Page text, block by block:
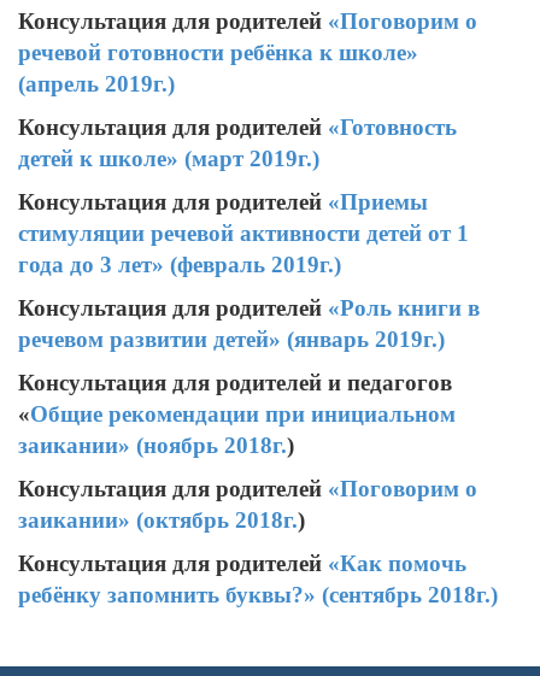
Консультация для родителей «Поговорим о
речевой готовности ребёнка к школе»
(апрель 2019г.)
Консультация для родителей «Готовность
детей к школе» (март 2019г.)
Консультация для родителей «Приемы
стимуляции речевой активности детей от 1
года до 3 лет» (февраль 2019г.)
Консультация для родителей «Роль книги в
речевом развитии детей» (январь 2019г.)
Консультация для родителей и педагогов
«Общие рекомендации при инициальном
заикании» (ноябрь 2018г.)
Консультация для родителей «Поговорим о
заикании» (октябрь 2018г.)
Консультация для родителей «Как помочь
ребёнку запомнить буквы?» (сентябрь 2018г.)